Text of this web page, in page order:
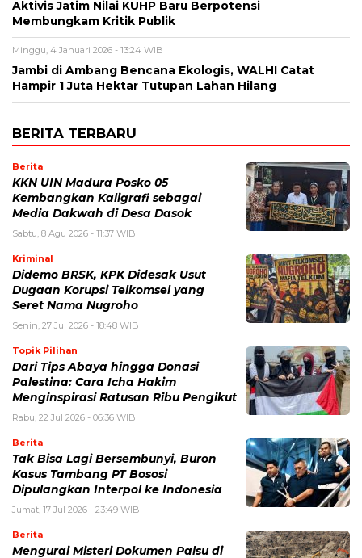
Aktivis Jatim Nilai KUHP Baru Berpotensi
Membungkam Kritik Publik
Minggu, 4 Januari 2026 - 13:24 WIB
Jambi di Ambang Bencana Ekologis, WALHI Catat
Hampir 1 Juta Hektar Tutupan Lahan Hilang
BERITA TERBARU
Berita
KKN UIN Madura Posko 05
Kembangkan Kaligrafi sebagai
Media Dakwah di Desa Dasok
Sabtu, 8 Agu 2026 - 11:37 WIB
Kriminal
Didemo BRSK, KPK Didesak Usut
Dugaan Korupsi Telkomsel yang
Seret Nama Nugroho
Senin, 27 Jul 2026 - 18:48 WIB
Topik Pilihan
Dari Tips Abaya hingga Donasi
Palestina: Cara Icha Hakim
Menginspirasi Ratusan Ribu Pengikut
Rabu, 22 Jul 2026 - 06:36 WIB
Berita
Tak Bisa Lagi Bersembunyi, Buron
Kasus Tambang PT Bososi
Dipulangkan Interpol ke Indonesia
Jumat, 17 Jul 2026 - 23:49 WIB
Berita
Mengurai Misteri Dokumen Palsu di